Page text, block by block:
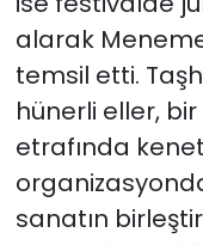
alarak
temsil etti.
hünerli eller,
etrafında
sanatın